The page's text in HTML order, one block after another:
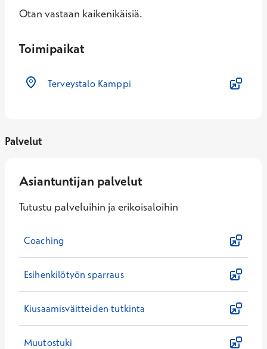
Otan vastaan kaikenikäisiä.
Toimipaikat
Terveystalo Kamppi
Palvelut
Asiantuntijan palvelut
Tutustu palveluihin ja erikoisaloihin
Coaching
Esihenkilötyön sparraus
Kiusaamisväitteiden tutkinta
Muutostuki